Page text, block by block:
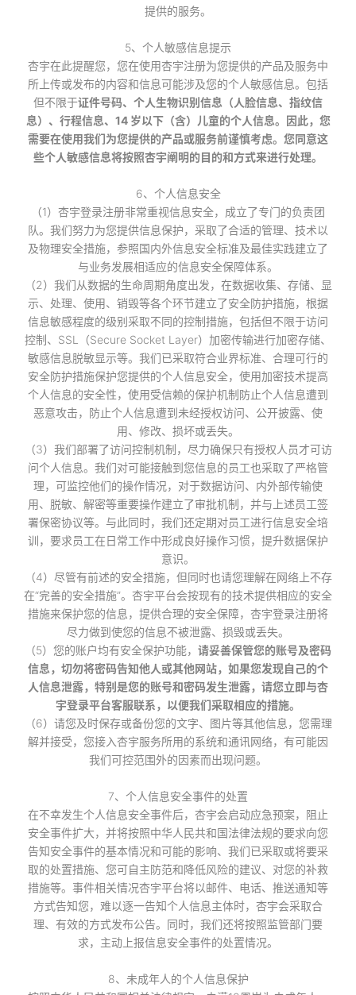
提供的服务。
5、个人敏感信息提示
杏宇在此提醒您，您在使用杏宇注册为您提供的产品及服务中
所上传或发布的内容和信息可能涉及您的个人敏感信息。包括
但不限于证件号码、个人生物识别信息（人脸信息、指纹信
息）、行程信息、14 岁以下（含）儿童的个人信息。因此，您
需要在使用我们为您提供的产品或服务前谨慎考虑。您同意这
些个人敏感信息将按照杏宇阐明的目的和方式来进行处理。
6、个人信息安全
（1）杏宇登录注册非常重视信息安全，成立了专门的负责团
队。我们努力为您提供信息保护，采取了合适的管理、技术以
及物理安全措施，参照国内外信息安全标准及最佳实践建立了
与业务发展相适应的信息安全保障体系。
（2）我们从数据的生命周期角度出发，在数据收集、存储、显
示、处理、使用、销毁等各个环节建立了安全防护措施，根据
信息敏感程度的级别采取不同的控制措施，包括但不限于访问
控制、SSL（Secure Socket Layer）加密传输进行加密存储、
敏感信息脱敏显示等。我们已采取符合业界标准、合理可行的
安全防护措施保护您提供的个人信息安全，使用加密技术提高
个人信息的安全性，使用受信赖的保护机制防止个人信息遭到
恶意攻击，防止个人信息遭到未经授权访问、公开披露、使
用、修改、损坏或丢失。
（3）我们部署了访问控制机制，尽力确保只有授权人员才可访
问个人信息。我们对可能接触到您信息的员工也采取了严格管
理，可监控他们的操作情况，对于数据访问、内外部传输使
用、脱敏、解密等重要操作建立了审批机制，并与上述员工签
署保密协议等。与此同时，我们还定期对员工进行信息安全培
训，要求员工在日常工作中形成良好操作习惯，提升数据保护
意识。
（4）尽管有前述的安全措施，但同时也请您理解在网络上不存
在“完善的安全措施”。杏宇平台会按现有的技术提供相应的安全
措施来保护您的信息，提供合理的安全保障，杏宇登录注册将
尽力做到使您的信息不被泄露、损毁或丢失。
（5）您的账户均有安全保护功能， 请妥善保管您的账号及密码
信息，切勿将密码告知他人或其他网站，如果您发现自己的个
人信息泄露，特别是您的账号和密码发生泄露，请您立即与杏
宇登录平台客服联系，以便我们采取相应的措施。
（6）请您及时保存或备份您的文字、图片等其他信息，您需理
解并接受，您接入杏宇服务所用的系统和通讯网络，有可能因
我们可控范围外的因素而出现问题。
7、个人信息安全事件的处置
在不幸发生个人信息安全事件后，杏宇会启动应急预案，阻止
安全事件扩大，并将按照中华人民共和国法律法规的要求向您
告知安全事件的基本情况和可能的影响、我们已采取或将要采
取的处置措施、您可自主防范和降低风险的建议、对您的补救
措施等。事件相关情况杏宇平台将以邮件、电话、推送通知等
方式告知您，难以逐一告知个人信息主体时，杏宇会采取合
理、有效的方式发布公告。同时，我们还将按照监管部门要
求，主动上报信息安全事件的处置情况。
8、未成年人的个人信息保护